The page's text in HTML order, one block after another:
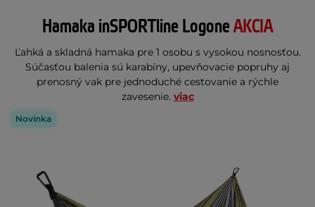
Hamaka inSPORTline LogoneAKCIA
Ľahká a skladná hamaka pre 1 osobu s vysokou nosnosťou.
Súčasťou balenia sú karabíny, upevňovacie popruhy aj
prenosný vak pre jednoduché cestovanie a rýchle
zavesenie. viac
Novinka